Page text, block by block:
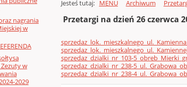
nagrania
w
Zezuty w
2029
Głównej zawartości
Jesteś tutaj: MENU Archiwum
Przetargi na dzień 26 czerwca
sprzedaz_dzialki_nr_103-
sprzedaz_dzialki_nr_238-
sprzedaz_dzialki_nr_238-